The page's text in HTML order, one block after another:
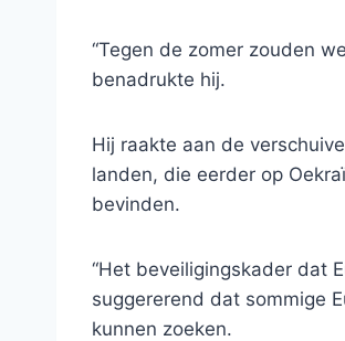
“Tegen de zomer zouden
benadrukte hij.
Hij raakte aan de
landen, die eerder op
bevinden.
“Het beveiligingskader dat
suggererend dat sommige
kunnen zoeken.